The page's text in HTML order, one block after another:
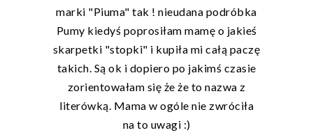
marki "Piuma" tak ! nieudana podróbka
Pumy kiedyś poprosiłam mamę o jakieś
skarpetki "stopki" i kupiła mi całą paczę
takich. Są ok i dopiero po jakimś czasie
zorientowałam się że że to nazwa z
literówką. Mama w ogóle nie zwróciła
na to uwagi :)